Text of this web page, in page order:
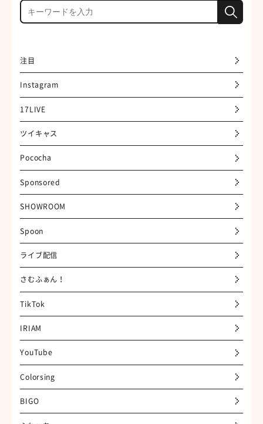
注目
Instagram
17LIVE
ツイキャス
Pococha
Sponsored
SHOWROOM
Spoon
ライブ配信
さむふぁん！
TikTok
IRIAM
YouTube
Colorsing
BIGO